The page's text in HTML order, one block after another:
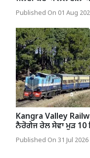
Published On 01 Aug
Kangra Valley
ਨੈਰੋਗੇਜ ਰੇਲ ਸੇਵਾ ਮੁੜ 10
Published On 31 Jul 2026